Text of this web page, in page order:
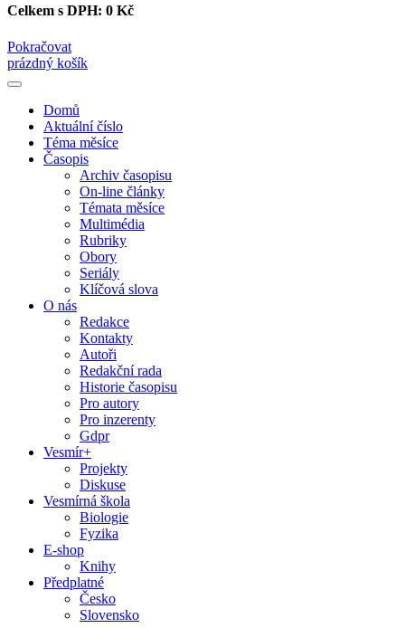
Celkem s DPH: 0 Kč
Pokračovat
prázdný košík
Domů
Aktuální číslo
Téma měsíce
Časopis
Archiv časopisu
On-line články
Témata měsíce
Multimédia
Rubriky
Obory
Seriály
Klíčová slova
O nás
Redakce
Kontakty
Autoři
Redakční rada
Historie časopisu
Pro autory
Pro inzerenty
Gdpr
Vesmír+
Projekty
Diskuse
Vesmírná škola
Biologie
Fyzika
E-shop
Knihy
Předplatné
Česko
Slovensko